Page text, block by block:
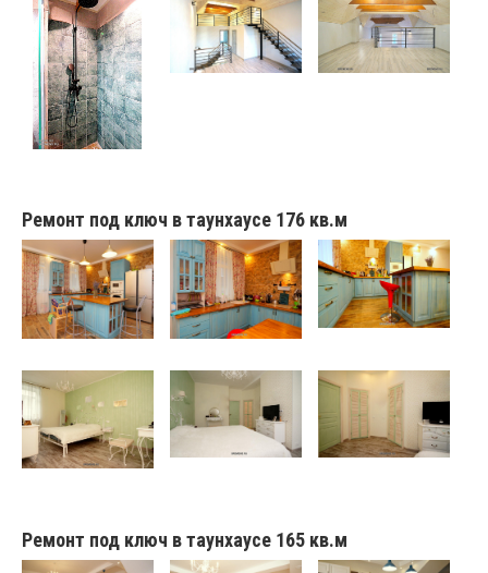
Ремонт под ключ в таунхаусе 176 кв.м
Ремонт под ключ в таунхаусе 165 кв.м